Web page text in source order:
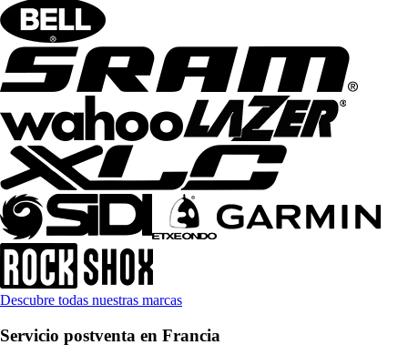
Descubre todas nuestras marcas
Servicio postventa en Francia